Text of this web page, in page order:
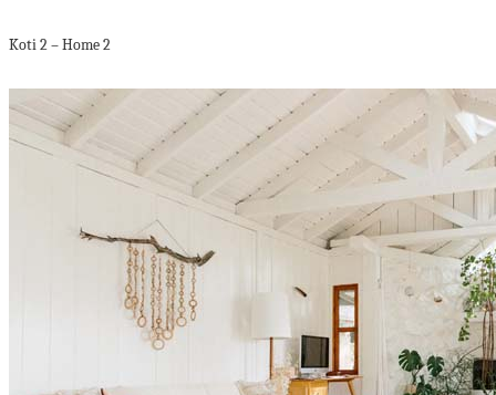
Koti 2 – Home 2